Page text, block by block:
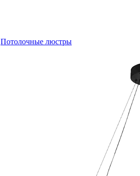
Потолочные люстры